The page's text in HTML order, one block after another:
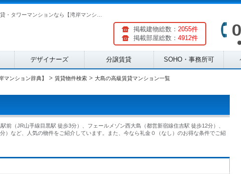
掲載建物総数： 2055件
掲載部屋総数： 4912件
デザイナーズ 分譲賃貸 SOHO・事務所可
ンション辞典】 > 賃貸物件検索 > 大島の高級賃貸マンション一覧
前（JR山手線目黒駅 徒歩3分）、フェールメゾン西大島（都営新宿線住吉駅 徒歩12分）、
）など、人気の物件をご紹介しています。また、今なら礼金０（なし）のお得な条件でご紹